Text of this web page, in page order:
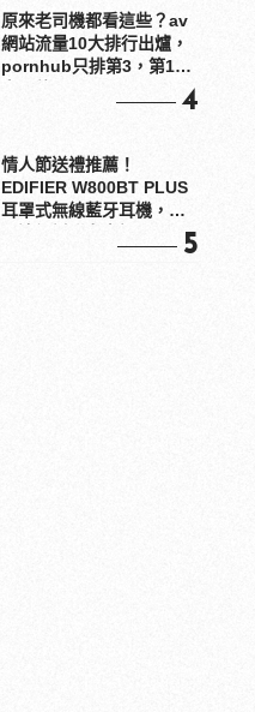
原來老司機都看這些？av
網站流量10大排行出爐，
pornhub只排第3，第1名
4
情人節送禮推薦！
EDIFIER W800BT PLUS
耳罩式無線藍牙耳機，在
5